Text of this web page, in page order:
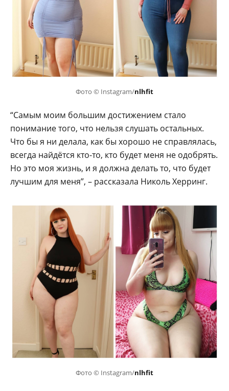
Фото © Instagram/nlhfit
“Самым моим большим достижением стало
понимание того, что нельзя слушать остальных.
Что бы я ни делала, как бы хорошо не справлялась,
всегда найдётся кто-то, кто будет меня не одобрять.
Но это моя жизнь, и я должна делать то, что будет
лучшим для меня”, – рассказала Николь Херринг.
Фото © Instagram/nlhfit